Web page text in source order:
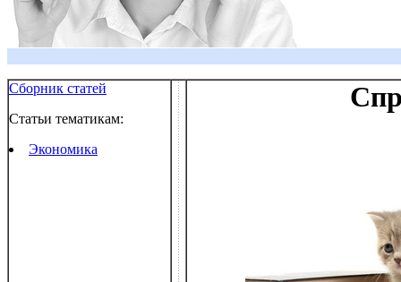
Сборник статей
Статьи тематикам:
Экономика